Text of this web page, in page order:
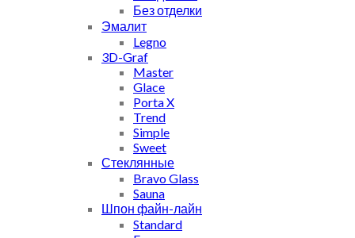
Без отделки
Эмалит
Legno
3D-Graf
Master
Glace
Porta X
Trend
Simple
Sweet
Стеклянные
Bravo Glass
Sauna
Шпон файн-лайн
Standard